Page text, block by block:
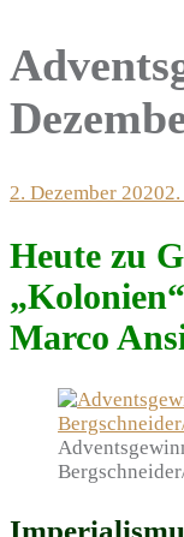
2. Dezember 2020
Heute zu
Marco